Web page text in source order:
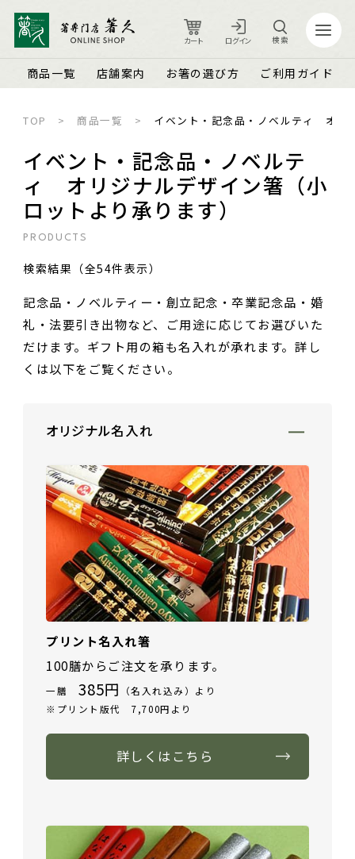
商品一覧 店舗案内 お箸の選び方 ご利用ガイド
検索
カート ログイン
店舗案内
ご利用ガイド
箸久について
商品一覧
結婚祝い・結婚記念日
長寿祝い・賀寿（還暦・古希・米寿など）
ご夫婦・ご両親へ（夫婦箸）
成人祝い・卒業祝い・就職祝い
普段使い・自宅用
産地独自の塗り箸（津軽・若狭・輪島）
イベント・記念品・ノベルティオリジナルデザイン箸（小ロッ
トより承ります）
限定品・特別仕様品
お箸の魅力
よくあるご質問
お箸の選び方
箸久スタッフブログ
名入れ箸のご紹介
カート ログイン
特定商取引法に基づく表示
TOP 商品一覧 イベント・記念品・ノベルティ オリ
イベント・記念品・ノベルテ
ィ オリジナルデザイン箸（小
ロットより承ります）
PRODUCTS
検索結果（全54件表示）
記念品・ノベルティー・創立記念・卒業記念品・婚
礼・法要引き出物など、ご用途に応じてお選びいた
だけます。ギフト用の箱も名入れが承れます。詳し
くは以下をご覧ください。
オリジナル名入れ
プリント名入れ箸
100膳からご注文を承ります。
一膳 385円
（名入れ込み）より
※プリント版代 7,700円より
詳しくはこちら